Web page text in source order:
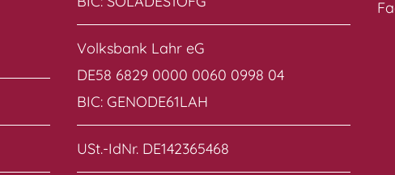
Volksbank Lahr eG
DE58 6829 0000 0060 0998 04
BIC: GENODE61LAH
USt.-IdNr. DE142365468